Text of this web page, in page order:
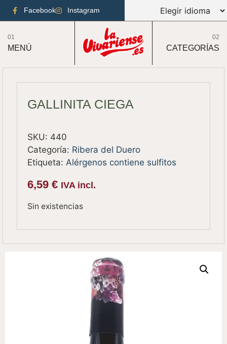
Facebook Instagram
01
MENÚ
02
CATEGORÍAS
GALLINITA CIEGA
SKU: 440
Categoría: Ribera del Duero
Etiqueta: Alérgenos contiene sulfitos
6,59€ IVA incl.
Sin existencias